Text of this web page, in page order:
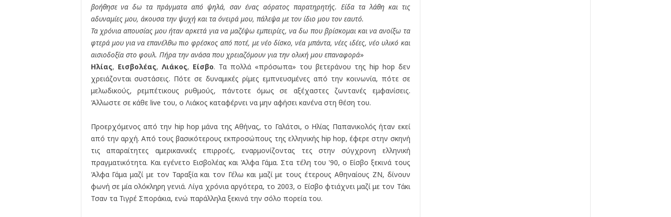
βοήθησε να δω τα πράγματα από ψηλά, σαν ένας αόρατος παρατηρητής. Είδα τα λάθη και τις
αδυναμίες μου, άκουσα την ψυχή και τα όνειρά μου, πάλεψα με τον ίδιο μου τον εαυτό.
Τα χρόνια απουσίας μου ήταν αρκετά για να μαζέψω εμπειρίες, να δω που βρίσκομαι και να ανοίξω τα
φτερά μου για να επανέλθω πιο φρέσκος από ποτέ, με νέο δίσκο, νέα μπάντα, νέες ιδέες, νέο υλικό και
αισιοδοξία στο φουλ. Πήρα την ανάσα που χρειαζόμουν για την ολική μου επαναφορά»
Ηλίας, Εισβολέας, Λιάκος, Είσβο. Τα πολλά «πρόσωπα» του βετεράνου της hip hop δεν
χρειάζονται συστάσεις. Πότε σε δυναμικές ρίμες εμπνευσμένες από την κοινωνία, πότε σε
μελωδικούς, ρεμπέτικους ρυθμούς, πάντοτε όμως σε αξέχαστες ζωντανές εμφανίσεις.
Άλλωστε σε κάθε live του, ο Λιάκος καταφέρνει να μην αφήσει κανένα στη θέση του.
Προερχόμενος από την hip hop μάνα της Αθήνας, το Γαλάτσι, ο Ηλίας Παπανικολός ήταν εκεί
από την αρχή. Από τους βασικότερους εκπροσώπους της ελληνικής hip hop, έφερε στην σκηνή
τις απαραίτητες αμερικανικές επιρροές, εναρμονίζοντας τες στην σύγχρονη ελληνική
πραγματικότητα. Και εγένετο Εισβολέας και Άλφα Γάμα. Στα τέλη του '90, ο Είσβο ξεκινά τους
Άλφα Γάμα μαζί με τον Ταραξία και τον Γέλω και μαζί με τους έτερους Αθηναίους ΖΝ, δίνουν
φωνή σε μία ολόκληρη γενιά. Λίγα χρόνια αργότερα, το 2003, ο Είσβο φτιάχνει μαζί με τον Τάκι
Τσαν τα Τιγρέ Σποράκια, ενώ παράλληλα ξεκινά την σόλο πορεία του.